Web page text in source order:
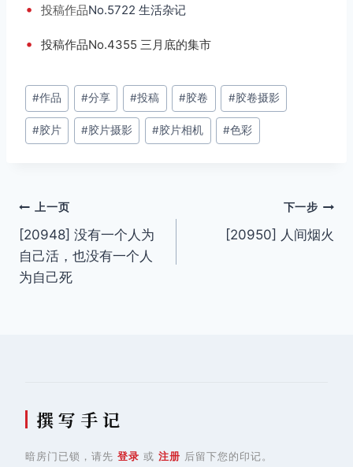
• 投稿作品No.5722 生活杂记
• 投稿作品No.4355 三月底的集市
文
章
标
#作品 #分享 #投稿 #胶卷 #胶卷摄影
#胶片 #胶片摄影 #胶片相机 #色彩
文
章
导
上一页
[20948] 没有一个人为
自己活，也没有一个人
为自己死
下一步
[20950] 人间烟火
撰 写 手 记
暗房门已锁，请先 登录 或 注册 后留下您的印记。